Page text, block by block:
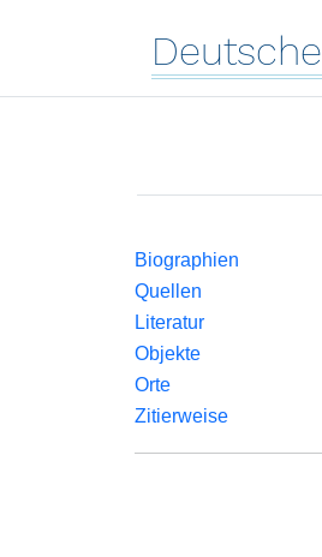
Deutsche
Biographien
Quellen
Literatur
Objekte
Orte
Zitierweise